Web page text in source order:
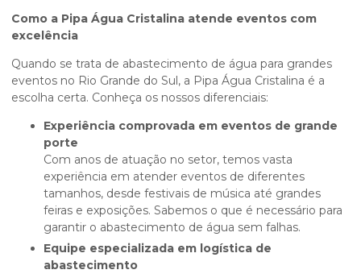
Como a Pipa Água Cristalina atende eventos com
excelência
Quando se trata de abastecimento de água para grandes
eventos no Rio Grande do Sul, a Pipa Água Cristalina é a
escolha certa. Conheça os nossos diferenciais:
Experiência comprovada em eventos de grande
porte
Com anos de atuação no setor, temos vasta
experiência em atender eventos de diferentes
tamanhos, desde festivais de música até grandes
feiras e exposições. Sabemos o que é necessário para
garantir o abastecimento de água sem falhas.
Equipe especializada em logística de
abastecimento